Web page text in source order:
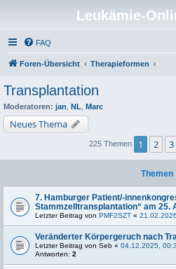
Leukämie-
FAQ
Foren-Übersicht Therapieformen
Transplantation
Moderatoren: jan NL Marc
Neues Thema
225 Themen 1 2 3
Themen
7. Hamburger Patient/-
Stammzelltransplantation“ am 25.
Letzter Beitrag von PMF2SZT «
Veränderter Körpergeruch nach
Letzter Beitrag von Seb « 04.12.2025,
Antworten: 2